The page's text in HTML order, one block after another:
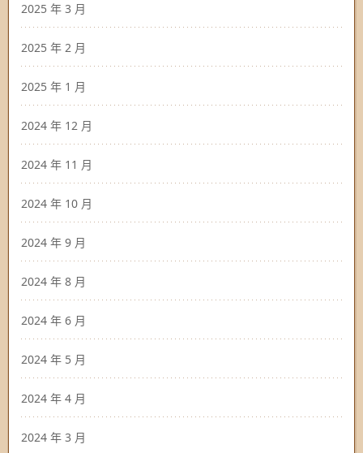
2025 年 3 月
2025 年 2 月
2025 年 1 月
2024 年 12 月
2024 年 11 月
2024 年 10 月
2024 年 9 月
2024 年 8 月
2024 年 6 月
2024 年 5 月
2024 年 4 月
2024 年 3 月